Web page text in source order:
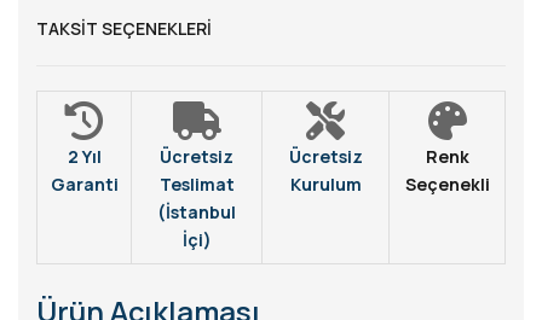
TAKSIT SEÇENEKLERI
2 Yıl
Garanti
Ücretsiz
Teslimat
(İstanbul
İçi)
Ücretsiz
Kurulum
Renk
Seçenekli
Ürün Açıklaması